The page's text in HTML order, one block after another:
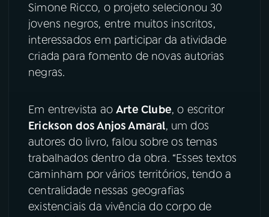
YouTube Facebook
Instagram X
Simone Ricco, o projeto selecionou 30
jovens negros, entre muitos inscritos,
interessados em participar da atividade
criada para fomento de novas autorias
negras.
Em entrevista aoArte Clube, o escritor
Erickson dos Anjos Amaral, um dos
autores do livro, falou sobre os temas
trabalhados dentro da obra. “Esses textos
caminham por vários territórios, tendo a
centralidade nessas geografias
existenciais da vivência do corpo de